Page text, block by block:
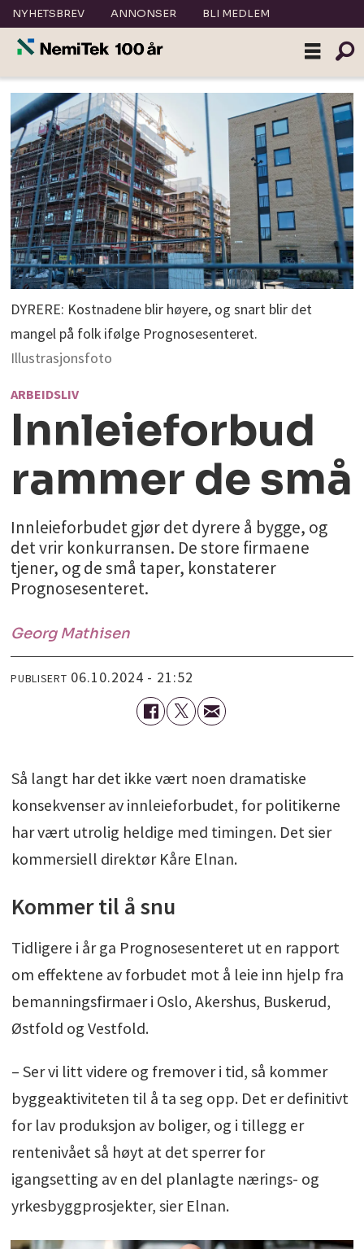
NYHETSBREV ANNONSER BLI MEDLEM
DYRERE: Kostnadene blir høyere, og snart blir det
mangel på folk ifølge Prognosesenteret.
Illustrasjonsfoto
ARBEIDSLIV
Innleieforbud
rammer de små
Innleieforbudet gjør det dyrere å bygge, og
det vrir konkurransen. De store firmaene
tjener, og de små taper, konstaterer
Prognosesenteret.
Georg Mathisen
PUBLISERT 06.10.2024 - 21:52
Så langt har det ikke vært noen dramatiske
konsekvenser av innleieforbudet, for politikerne
har vært utrolig heldige med timingen. Det sier
kommersiell direktør Kåre Elnan.
Kommer til å snu
Tidligere i år ga Prognosesenteret ut en rapport
om effektene av forbudet mot å leie inn hjelp fra
bemanningsfirmaer i Oslo, Akershus, Buskerud,
Østfold og Vestfold.
– Ser vi litt videre og fremover i tid, så kommer
byggeaktiviteten til å ta seg opp. Det er definitivt
for lav produksjon av boliger, og i tillegg er
rentenivået så høyt at det sperrer for
igangsetting av en del planlagte nærings- og
yrkesbyggprosjekter, sier Elnan.